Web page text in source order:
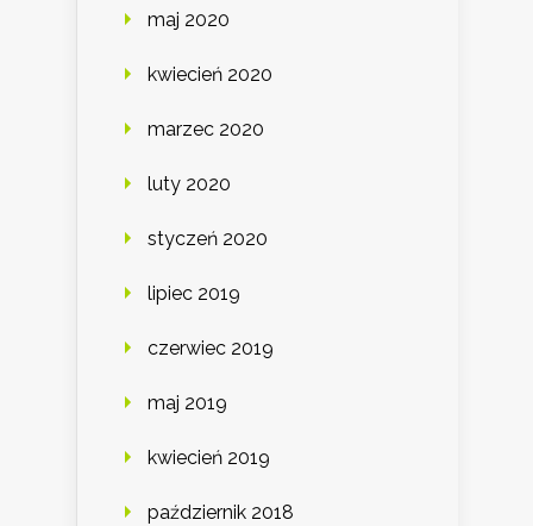
maj 2020
kwiecień 2020
marzec 2020
luty 2020
styczeń 2020
lipiec 2019
czerwiec 2019
maj 2019
kwiecień 2019
październik 2018